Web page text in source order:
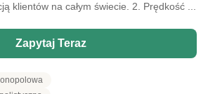
klientów na całym świecie. 2. Prędkość ...
Zapytaj Teraz